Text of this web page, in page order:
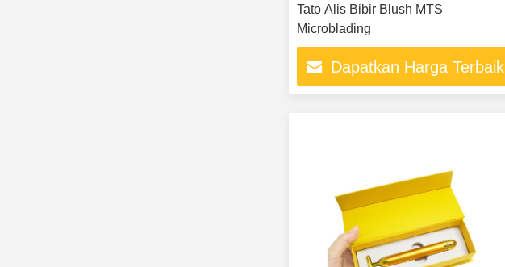
Tato Alis Bibir Blush MTS
Microblading
Dapatkan Harga Terbaik